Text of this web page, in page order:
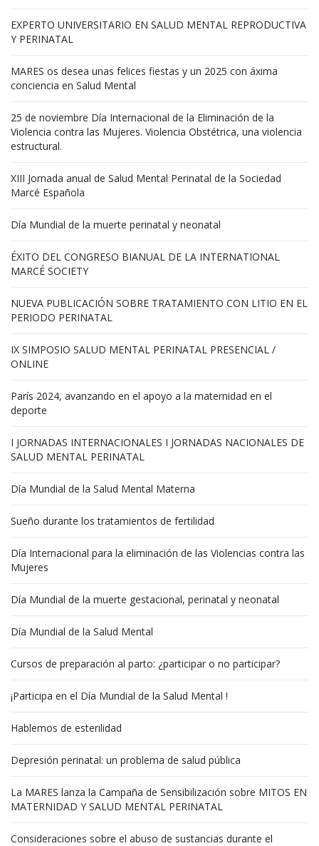
EXPERTO UNIVERSITARIO EN SALUD MENTAL REPRODUCTIVA
Y PERINATAL
MARES os desea unas felices fiestas y un 2025 con áxima
conciencia en Salud Mental
25 de noviembre Día Internacional de la Eliminación de la
Violencia contra las Mujeres. Violencia Obstétrica, una violencia
estructural.
XIII Jornada anual de Salud Mental Perinatal de la Sociedad
Marcé Española
Día Mundial de la muerte perinatal y neonatal
ÉXITO DEL CONGRESO BIANUAL DE LA INTERNATIONAL
MARCÉ SOCIETY
NUEVA PUBLICACIÓN SOBRE TRATAMIENTO CON LITIO EN EL
PERIODO PERINATAL
IX SIMPOSIO SALUD MENTAL PERINATAL PRESENCIAL /
ONLINE
París 2024, avanzando en el apoyo a la maternidad en el
deporte
I JORNADAS INTERNACIONALES I JORNADAS NACIONALES DE
SALUD MENTAL PERINATAL
Día Mundial de la Salud Mental Materna
Sueño durante los tratamientos de fertilidad
Día Internacional para la eliminación de las Violencias contra las
Mujeres
Día Mundial de la muerte gestacional, perinatal y neonatal
Día Mundial de la Salud Mental
Cursos de preparación al parto: ¿participar o no participar?
¡Participa en el Día Mundial de la Salud Mental !
Hablemos de esterilidad
Depresión perinatal: un problema de salud pública
La MARES lanza la Campaña de Sensibilización sobre MITOS EN
MATERNIDAD Y SALUD MENTAL PERINATAL
Consideraciones sobre el abuso de sustancias durante el